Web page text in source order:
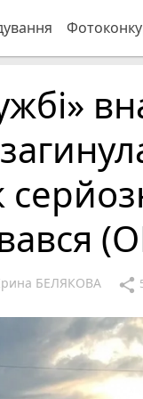
БЕЛЯКОВА share